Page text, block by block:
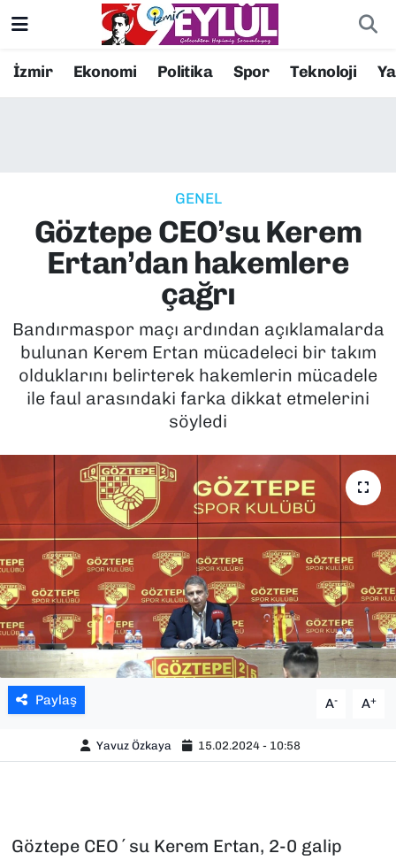
İzmir Ekonomi Politika Spor Teknoloji
GENEL
Göztepe CEO’su Kerem
Ertan’dan hakemlere
çağrı
Bandırmaspor maçı ardından açıklamalarda
bulunan Kerem Ertan mücadeleci bir takım
olduklarını belirterek hakemlerin mücadele
ile faul arasındaki farka dikkat etmelerini
söyledi
Paylaş A- A+
Yavuz Özkaya 15.02.2024 - 10:58
Göztepe CEO´su Kerem Ertan, 2-0 galip
Resmi İlanlar
EKONOMİ
KÜLTÜR SANAT
MAGAZİN
POLİTİKA
SPOR
TEKNOLOJİ
YAŞAM
YEREL YÖNETİMLER
Konak Nöbetçi Eczaneler
Süper Lig Puan Durumu ve Fikstür
Tüm Manşetler
Son Dakika Haberleri
Haber Arşivi